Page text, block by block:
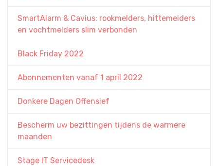
SmartAlarm & Cavius: rookmelders, hittemelders
en vochtmelders slim verbonden
Black Friday 2022
Abonnementen vanaf 1 april 2022
Donkere Dagen Offensief
Bescherm uw bezittingen tijdens de warmere
maanden
Stage IT Servicedesk